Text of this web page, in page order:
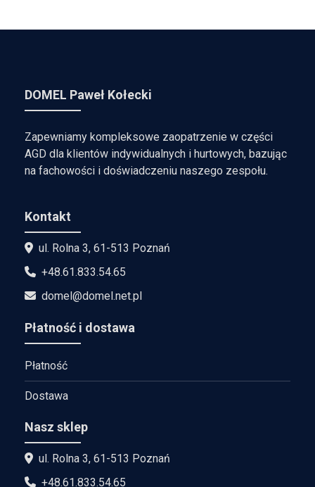
DOMEL Paweł Kołecki
Zapewniamy kompleksowe zaopatrzenie w części
AGD dla klientów indywidualnych i hurtowych, bazując
na fachowości i doświadczeniu naszego zespołu.
Kontakt
ul. Rolna 3, 61-513 Poznań
+48.61.833.54.65
domel@domel.net.pl
Płatność i dostawa
Płatność
Dostawa
Nasz sklep
ul. Rolna 3, 61-513 Poznań
+48.61.833.54.65